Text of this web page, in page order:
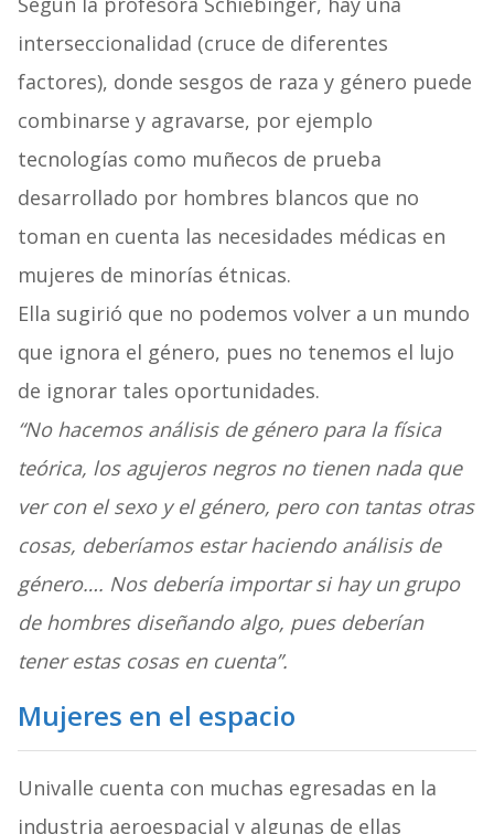
interseccionalidad (cruce de diferentes
factores), donde sesgos de raza y género puede
combinarse y agravarse, por ejemplo
tecnologías como muñecos de prueba
desarrollado por hombres blancos que no
toman en cuenta las necesidades médicas en
mujeres de minorías étnicas.
Ella sugirió que no podemos volver a un mundo
que ignora el género, pues no tenemos el lujo
de ignorar tales oportunidades.
“No hacemos análisis de género para la física
teórica, los agujeros negros no tienen nada que
ver con el sexo y el género, pero con tantas otras
cosas, deberíamos estar haciendo análisis de
género…. Nos debería importar si hay un grupo
de hombres diseñando algo, pues deberían
tener estas cosas en cuenta”.
Mujeres en el espacio
Univalle cuenta con muchas egresadas en la
industria aeroespacial y algunas de ellas